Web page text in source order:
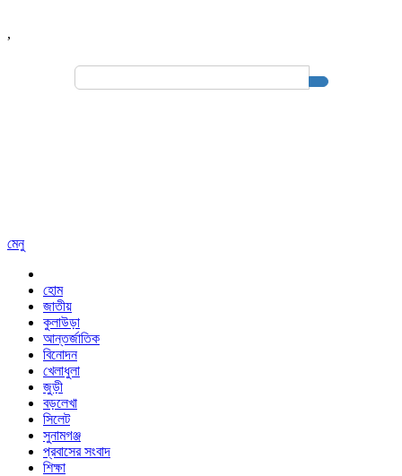
,
Search
মেনু
হোম
জাতীয়
কুলাউড়া
আন্তর্জাতিক
বিনোদন
খেলাধুলা
জুড়ী
বড়লেখা
সিলেট
সুনামগঞ্জ
প্রবাসের সংবাদ
শিক্ষা